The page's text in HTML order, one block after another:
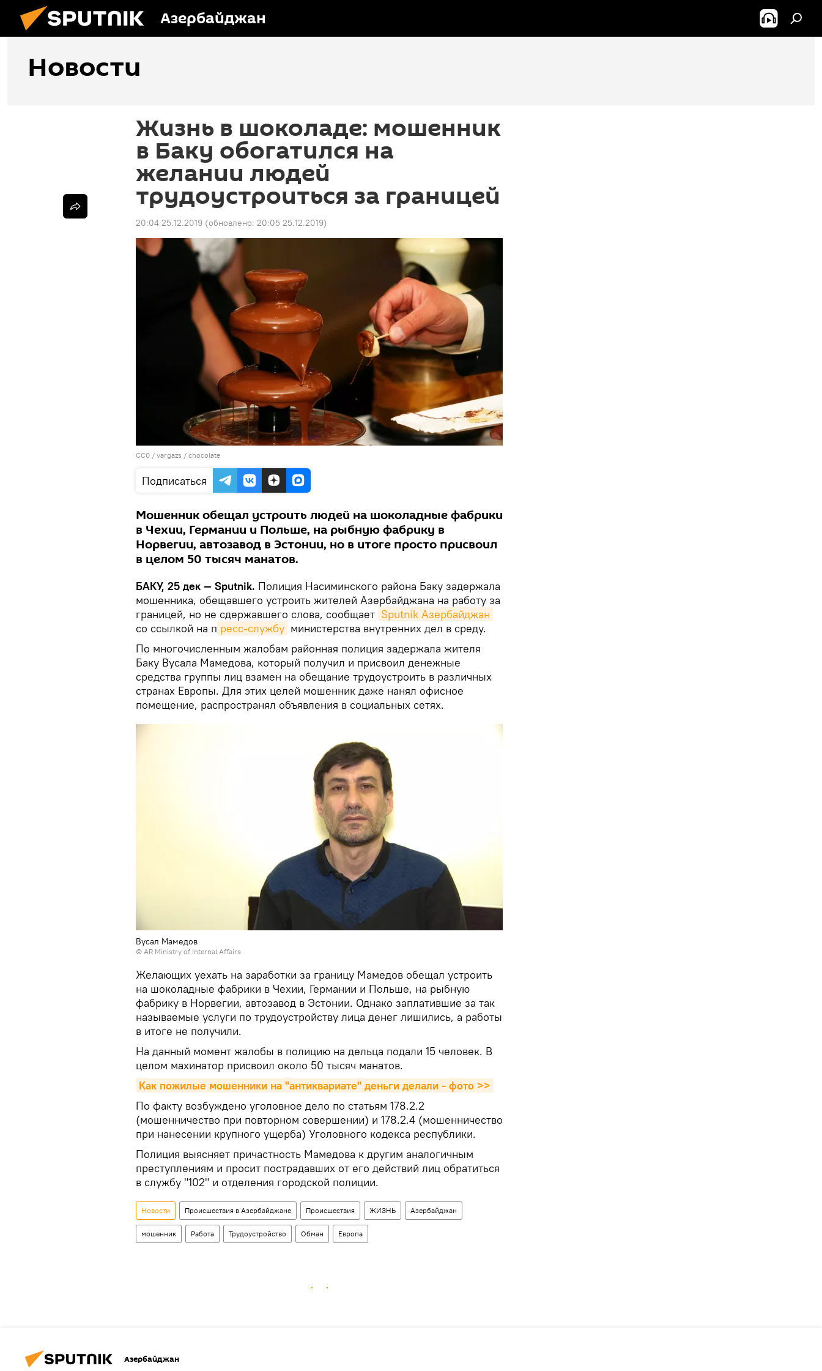
Азербайджан
Новости
Жизнь в шоколаде: мошенник
в Баку обогатился на
желании людей
трудоустроиться за границей
20:04 25.12.2019 (обновлено: 20:05 25.12.2019)
CC0 / vargazs / chocolate
Подписаться
Мошенник обещал устроить людей на шоколадные фабрики
в Чехии, Германии и Польше, на рыбную фабрику в
Норвегии, автозавод в Эстонии, но в итоге просто присвоил
в целом 50 тысяч манатов.
БАКУ, 25 дек — Sputnik. Полиция Насиминского района Баку задержала
мошенника, обещавшего устроить жителей Азербайджана на работу за
границей, но не сдержавшего слова, сообщает Sputnik Азербайджан
со ссылкой на п ресс-службу министерства внутренних дел в среду.
По многочисленным жалобам районная полиция задержала жителя
Баку Вусала Мамедова, который получил и присвоил денежные
средства группы лиц взамен на обещание трудоустроить в различных
странах Европы. Для этих целей мошенник даже нанял офисное
помещение, распространял объявления в социальных сетях.
Вусал Мамедов
© AR Ministry of Internal Affairs
Желающих уехать на заработки за границу Мамедов обещал устроить
на шоколадные фабрики в Чехии, Германии и Польше, на рыбную
фабрику в Норвегии, автозавод в Эстонии. Однако заплатившие за так
называемые услуги по трудоустройству лица денег лишились, а работы
в итоге не получили.
На данный момент жалобы в полицию на дельца подали 15 человек. В
целом махинатор присвоил около 50 тысяч манатов.
Как пожилые мошенники на "антиквариате" деньги делали - фото >>
По факту возбуждено уголовное дело по статьям 178.2.2
(мошенничество при повторном совершении) и 178.2.4 (мошенничество
при нанесении крупного ущерба) Уголовного кодекса республики.
Полиция выясняет причастность Мамедова к другим аналогичным
преступлениям и просит пострадавших от его действий лиц обратиться
в службу "102" и отделения городской полиции.
Новости Происшествия в Азербайджане Происшествия ЖИЗНЬ Азербайджан
мошенник Работа Трудоустройство Обман Европа
Азербайджан